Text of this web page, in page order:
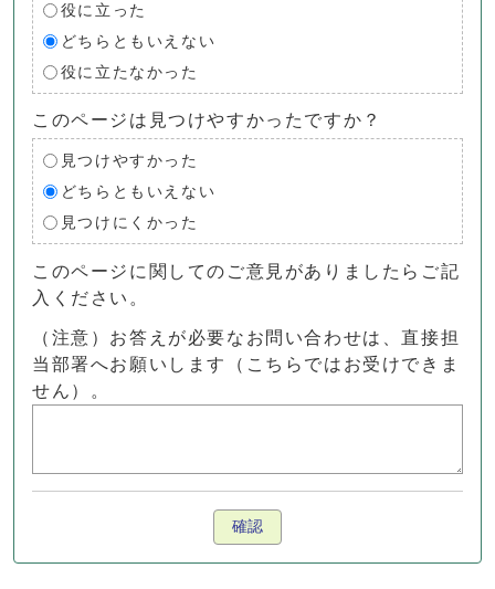
役に立った
どちらともいえない
役に立たなかった
このページは見つけやすかったですか？
見つけやすかった
どちらともいえない
見つけにくかった
このページに関してのご意見がありましたらご記
入ください。
（注意）お答えが必要なお問い合わせは、直接担
当部署へお願いします（こちらではお受けできま
せん）。
確認